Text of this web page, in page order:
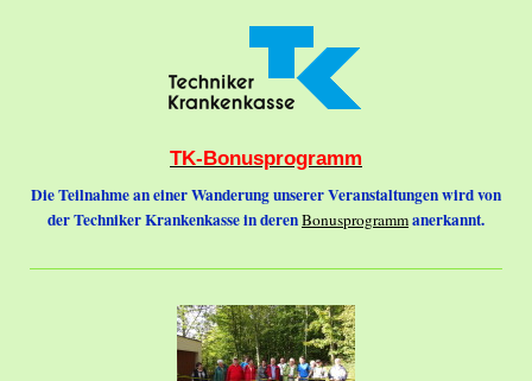
TK-Bonusprogramm
Die Teilnahme an einer Wanderung unserer Veranstaltungen wird von
der Techniker Krankenkasse in derenBonusprogrammanerkannt.